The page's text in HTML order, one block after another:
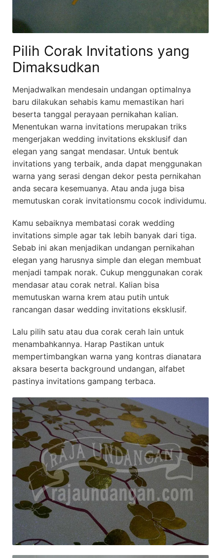
Pilih Corak Invitations yang
Dimaksudkan
Menjadwalkan mendesain undangan optimalnya
baru dilakukan sehabis kamu memastikan hari
beserta tanggal perayaan pernikahan kalian.
Menentukan warna invitations merupakan triks
mengerjakan wedding invitations eksklusif dan
elegan yang sangat mendasar. Untuk bentuk
invitations yang terbaik, anda dapat menggunakan
warna yang serasi dengan dekor pesta pernikahan
anda secara kesemuanya. Atau anda juga bisa
memutuskan corak invitationsmu cocok individumu.
Kamu sebaiknya membatasi corak wedding
invitations simple agar tak lebih banyak dari tiga.
Sebab ini akan menjadikan undangan pernikahan
elegan yang harusnya simple dan elegan membuat
menjadi tampak norak. Cukup menggunakan corak
mendasar atau corak netral. Kalian bisa
memutuskan warna krem atau putih untuk
rancangan dasar wedding invitations eksklusif.
Lalu pilih satu atau dua corak cerah lain untuk
menambahkannya. Harap Pastikan untuk
mempertimbangkan warna yang kontras dianatara
aksara beserta background undangan, alfabet
pastinya invitations gampang terbaca.